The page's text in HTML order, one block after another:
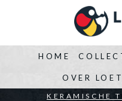
HOME
BEDRIJVEN
KERAMISCHE
OVER